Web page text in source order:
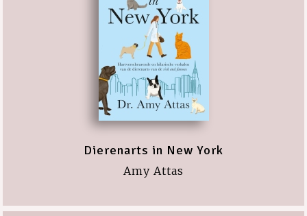
Dierenarts in New York
Amy Attas